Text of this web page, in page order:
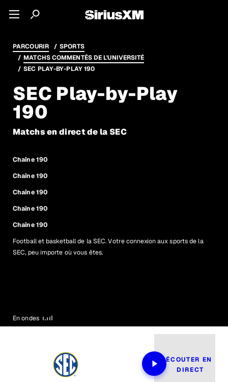
PARCOURIR
SPORTS
MATCHS COMMENTÉS DE L'UNIVERSITÉ
SEC PLAY-BY-PLAY 190
SEC Play-by-Play
190
Matchs en direct de la SEC
Chaîne 190
Chaîne 190
Chaîne 190
Chaîne 190
Chaîne 190
Football et basketball de la SEC. Votre connexion aux sports de la
SEC, peu importe où vous êtes.
En ondes
ÉCOUTER EN
DIRECT